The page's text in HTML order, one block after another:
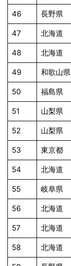
46 長野県
47 北海道
48 北海道
49 和歌山県
50 福島県
51 山梨県
52 山梨県
53 東京都
54 北海道
55 岐阜県
56 北海道
57 北海道
58 北海道